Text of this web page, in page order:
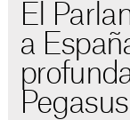
El
a
Pegasus